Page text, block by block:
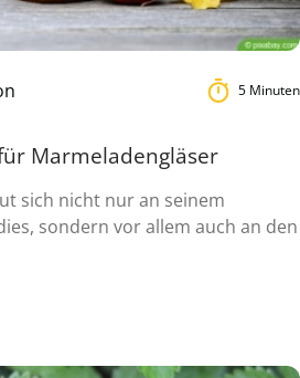
5 Minuten
Marmeladengläser
sich nicht nur an seinem
sondern vor allem auch an den